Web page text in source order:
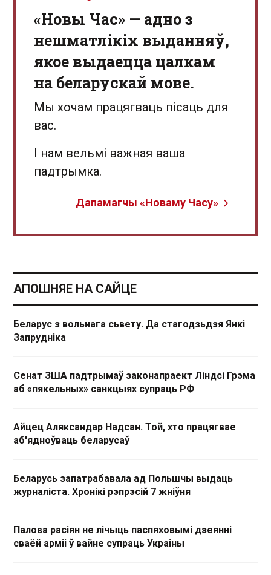
«Новы Час» — адно з
нешматлікіх выданняў,
якое выдаецца цалкам
на беларускай мове.
Мы хочам працягваць пісаць для
вас.
І нам вельмі важная ваша
падтрымка.
Дапамагчы «Новаму Часу»
АПОШНЯЕ НА САЙЦЕ
Беларус з вольнага сьвету. Да стагодзьдзя Янкі
Запрудніка
Сенат ЗША падтрымаў законапраект Ліндсі Грэма
аб «пякельных» санкцыях супраць РФ
Айцец Аляксандар Надсан. Той, хто працягвае
аб'ядноўваць беларусаў
Беларусь запатрабавала ад Польшчы выдаць
журналіста. Хронікі рэпрэсій 7 жніўня
Палова расіян не лічыць паспяховымі дзеянні
сваёй арміі ў вайне супраць Украіны